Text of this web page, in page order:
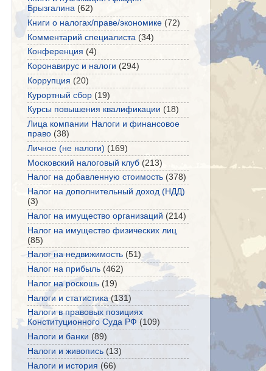
Брызгалина (62)
Книги о налогах/праве/экономике (72)
Комментарий специалиста (34)
Конференция (4)
Коронавирус и налоги (294)
Коррупция (20)
Курортный сбор (19)
Курсы повышения квалификации (18)
Лица компании Налоги и финансовое
право (38)
Личное (не налоги) (169)
Московский налоговый клуб (213)
Налог на добавленную стоимость (378)
Налог на дополнительный доход (НДД)
(3)
Налог на имущество организаций (214)
Налог на имущество физических лиц
(85)
Налог на недвижимость (51)
Налог на прибыль (462)
Налог на роскошь (19)
Налоги и статистика (131)
Налоги в правовых позициях
Конституционного Суда РФ (109)
Налоги и банки (89)
Налоги и живопись (13)
Налоги и история (66)